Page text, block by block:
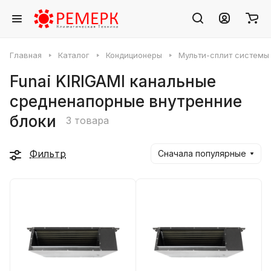
Главная Каталог Кондиционеры Мульти-сплит системы
Funai KIRIGAMI канальные
средненапорные внутренние
блоки
3 товара
Фильтр Сначала популярные